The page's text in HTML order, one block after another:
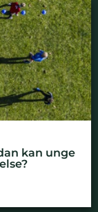
kan unge